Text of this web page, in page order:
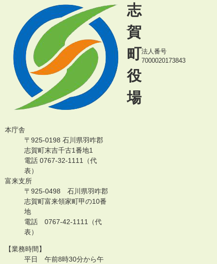
志
賀
町
役
場
法人番号
7000020173843
本庁舎
〒925-0198 石川県羽咋郡
志賀町末吉千古1番地1
電話 0767-32-1111（代
表）
富来支所
〒925-0498 石川県羽咋郡
志賀町富来領家町甲の10番
地
電話 0767-42-1111（代
表）
【業務時間】
平日 午前8時30分から午